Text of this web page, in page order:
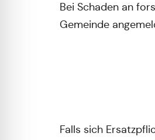
Bei Schaden an
Gemeinde
Falls sich